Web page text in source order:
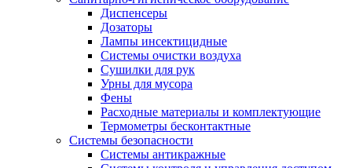
Диспенсеры
Дозаторы
Лампы инсектицидные
Системы очистки воздуха
Сушилки для рук
Урны для мусора
Фены
Расходные материалы и комплектующие
Термометры бесконтактные
Системы безопасности
Системы антикражные